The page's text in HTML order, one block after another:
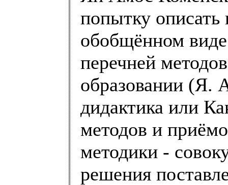
попытку
обобщённом
перечней
образовании (Я.
дидактика или
методов и
методики -
решения